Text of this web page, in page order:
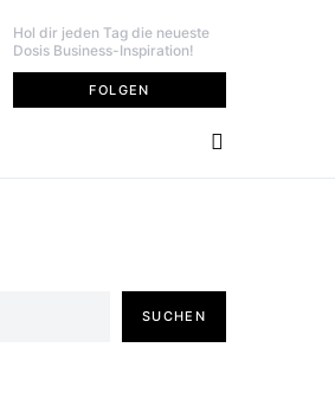
Hol dir jeden Tag die neueste
Dosis Business-Inspiration!
FOLGEN
SUCHEN